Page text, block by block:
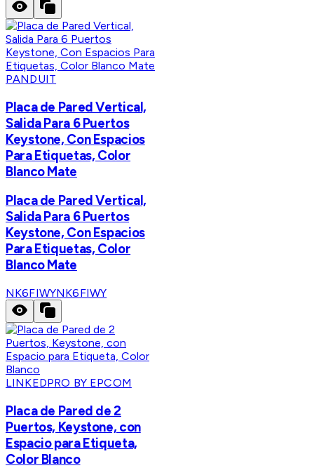
PANDUIT
Placa de Pared Vertical,
Salida Para 6 Puertos
Keystone, Con Espacios
Para Etiquetas, Color
Blanco Mate
Placa de Pared Vertical,
Salida Para 6 Puertos
Keystone, Con Espacios
Para Etiquetas, Color
Blanco Mate
NK6FIWYNK6FIWY
LINKEDPRO BY EPCOM
Placa de Pared de 2
Puertos, Keystone, con
Espacio para Etiqueta,
Color Blanco